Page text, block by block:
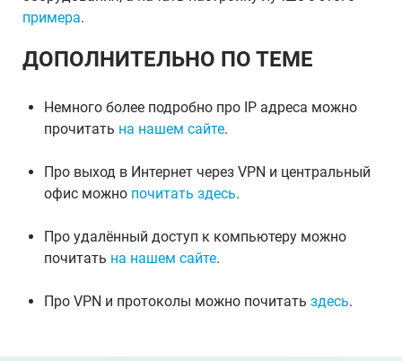
примера.
ДОПОЛНИТЕЛЬНО ПО ТЕМЕ
Немного более подробно про IP адреса можно
прочитать на нашем сайте.
Про выход в Интернет через VPN и центральный
офис можно почитать здесь.
Про удалённый доступ к компьютеру можно
почитать на нашем сайте.
Про VPN и протоколы можно почитать здесь.